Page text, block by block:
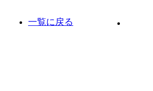
一覧に戻る